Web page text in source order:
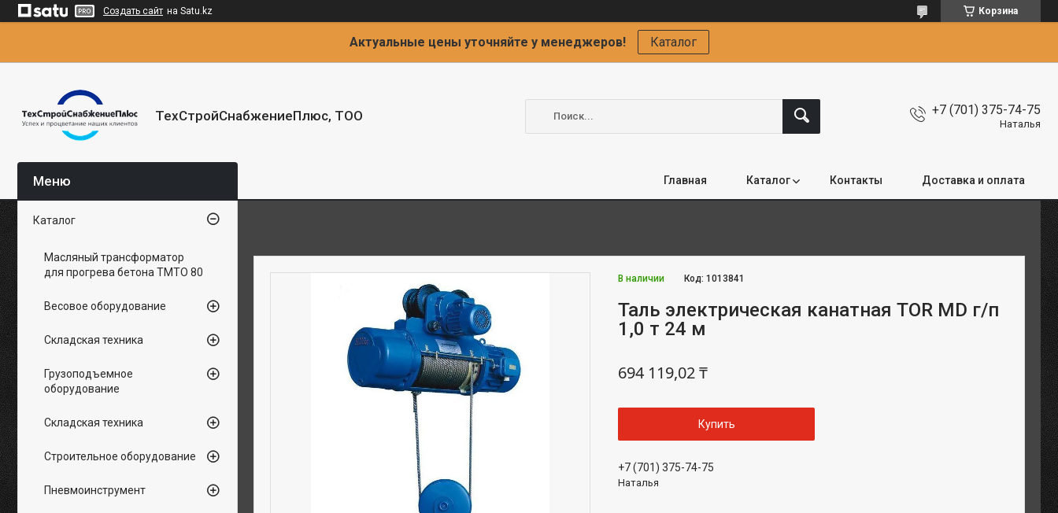
Создать сайт на Satu.kz Корзина
Актуальные цены уточняйте у менеджеров! Каталог
ТехСтройСнабжениеПлюс, ТОО +7 (701) 375-74-75
Наталья
Главная Каталог Контакты Доставка и оплата
В наличии Код:1013841
Таль электрическая канатная TOR MD г/п
1,0 т 24 м
694 119,02 ₸
Купить
+7 (701) 375-74-75
Наталья
Каталог
Масляный трансформатор
для прогрева бетона ТМТО 80
Весовое оборудование
Складская техника
Грузоподъемное
оборудование
Складская техника
Строительное оборудование
Пневмоинструмент